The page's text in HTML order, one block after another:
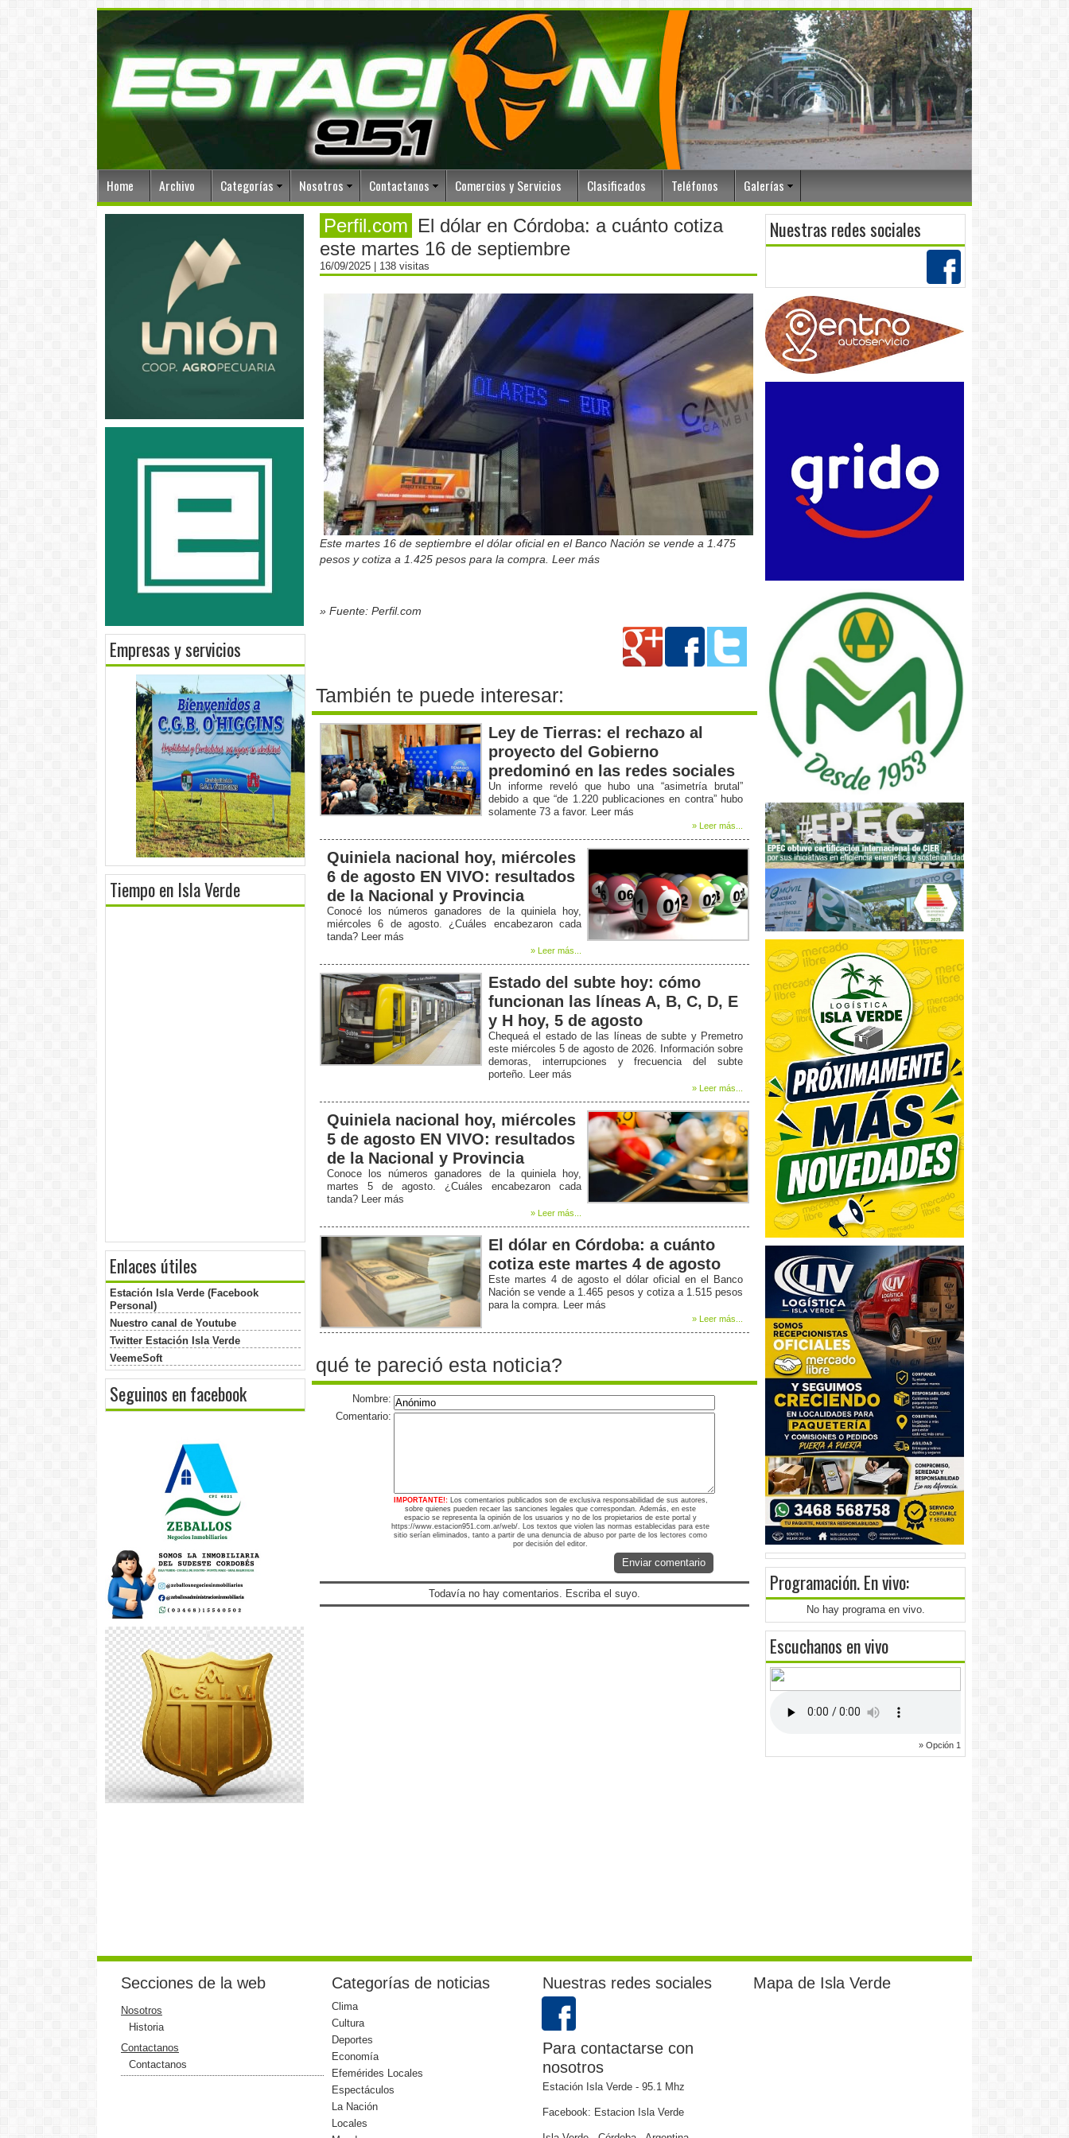
Home Archivo Categorías Nosotros Contactanos Comercios y Servicios Clasificados Teléfonos Galerías
Empresas y servicios
Tiempo en Isla Verde
Enlaces útiles
Estación Isla Verde (Facebook
Personal)
Nuestro canal de Youtube
Twitter Estación Isla Verde
VeemeSoft
Seguinos en facebook
Perfil.com El dólar en Córdoba: a cuánto cotiza
este martes 16 de septiembre
16/09/2025 | 138 visitas
Este martes 16 de septiembre el dólar oficial en el Banco Nación se vende a 1.475
pesos y cotiza a 1.425 pesos para la compra. Leer más
» Fuente: Perfil.com
También te puede interesar:
Ley de Tierras: el rechazo al
proyecto del Gobierno
predominó en las redes sociales
Un informe reveló que hubo una “asimetría brutal”
debido a que “de 1.220 publicaciones en contra” hubo
solamente 73 a favor. Leer más
» Leer más...
Quiniela nacional hoy, miércoles
6 de agosto EN VIVO: resultados
de la Nacional y Provincia
Conocé los números ganadores de la quiniela hoy,
miércoles 6 de agosto. ¿Cuáles encabezaron cada
tanda? Leer más
» Leer más...
Estado del subte hoy: cómo
funcionan las líneas A, B, C, D, E
y H hoy, 5 de agosto
Chequeá el estado de las líneas de subte y Premetro
este miércoles 5 de agosto de 2026. Información sobre
demoras, interrupciones y frecuencia del subte
porteño. Leer más
» Leer más...
Quiniela nacional hoy, miércoles
5 de agosto EN VIVO: resultados
de la Nacional y Provincia
Conoce los números ganadores de la quiniela hoy,
martes 5 de agosto. ¿Cuáles encabezaron cada
tanda? Leer más
» Leer más...
El dólar en Córdoba: a cuánto
cotiza este martes 4 de agosto
Este martes 4 de agosto el dólar oficial en el Banco
Nación se vende a 1.465 pesos y cotiza a 1.515 pesos
para la compra. Leer más
» Leer más...
qué te pareció esta noticia?
Nombre:
Comentario:
IMPORTANTE!: Los comentarios publicados son de exclusiva responsabilidad de sus autores,
sobre quienes pueden recaer las sanciones legales que correspondan. Además, en este
espacio se representa la opinión de los usuarios y no de los propietarios de este portal y
https://www.estacion951.com.ar/web/. Los textos que violen las normas establecidas para este
sitio serían eliminados, tanto a partir de una denuncia de abuso por parte de los lectores como
por decisión del editor.
Enviar comentario
Todavía no hay comentarios. Escriba el suyo.
Nuestras redes sociales
Programación. En vivo:
No hay programa en vivo.
Escuchanos en vivo
» Opción 1
Secciones de la web
Nosotros
Historia
Contactanos
Contactanos
Categorías de noticias
Clima
Cultura
Deportes
Economía
Efemérides Locales
Espectáculos
La Nación
Locales
Nuestras redes sociales
Para contactarse con
nosotros
Estación Isla Verde - 95.1 Mhz
Facebook: Estacion Isla Verde
Mapa de Isla Verde